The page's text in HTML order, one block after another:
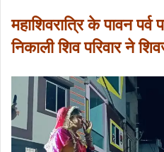
महाशिवरात्रि के पावन
निकाली शिव परिवार ने